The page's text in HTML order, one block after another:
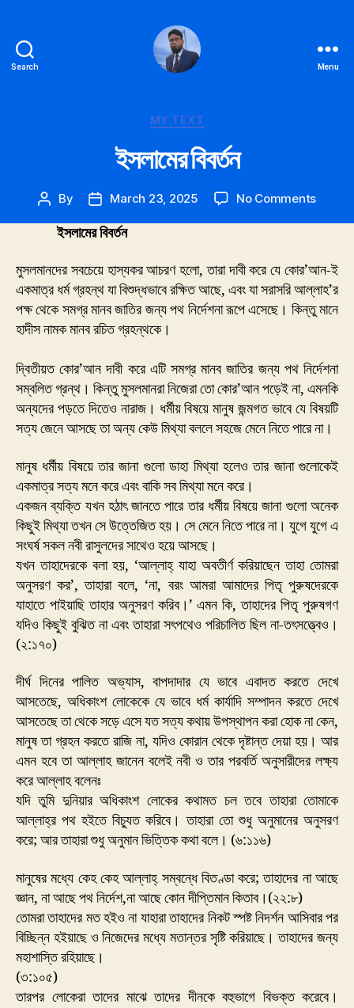
Search Menu
Categories
MY TEXT
ইসলামের বিবর্তন
Post
By
PostMarch 23, 2025 No Commentson
ইসলামের বিবর্তন
মুসলমানদের সবচেয়ে হাস্যকর আচরণ হলো, তারা দাবী করে যে কোর’আন-ই
একমাত্র ধর্ম গ্রহন্থ যা বিশুদ্ধভাবে রক্ষিত আছে, এবং যা সরাসরি আল্লাহ’র
পক্ষ থেকে সমগ্র মানব জাতির জন্য পথ নির্দেশনা রূপে এসেছে। কিন্তু মানে
হাদীস নামকমানব রচিত গ্রহন্থকে।
দ্বিতীয়ত কোর’আন দাবী করে এটি সমগ্র মানব জাতির জন্য পথ নির্দেশনা
সম্বলিত গ্রন্থ। কিন্তু মুসলমানরা নিজেরা তো কোর’আন পড়েই না, এমনকি
অন্যদের পড়তে দিতেও নারাজ। ধর্মীয় বিষয়ে মানুষ জন্মগত ভাবে যে বিষয়টি
সত্য জেনে আসছে তা অন্য কেউ মিথ্যা বললে সহজে মেনে নিতে পারে না।
মানুষ ধর্মীয় বিষয়ে তার জানা গুলো ডাহা মিথ্যা হলেও তার জানা গুলোকেই
একমাত্র সত্য মনে করে এবং বাকি সব মিথ্যা মনে করে।
একজন ব্যক্তি যখন হঠাৎ জানতে পারে তার ধর্মীয় বিষয়ে জানা গুলো অনেক
কিছুই মিথ্যা তখন সে উত্তেজিত হয়। সে মেনে নিতে পারে না। যুগে যুগে এ
সংঘর্ষ সকল নবী রাসুলদের সাথেও হয়ে আসছে।
যখন তাহাদেরকে বলা হয়, ‘আল্লাহ্ যাহা অবতীর্ণ করিয়াছেন তাহা তোমরা
অনুসরণ কর’, তাহারা বলে, ‘না, বরং আমরা আমাদের পিতৃ পুরুষদেরকে
যাহাতে পাইয়াছি তাহার অনুসরণ করিব।’ এমন কি, তাহাদের পিতৃ পুরুষগণ
যদিও কিছুই বুঝিত না এবং তাহারা সৎপথেও পরিচালিত ছিল না-তৎসত্ত্বেও।
(২:১৭০)
দীর্ঘ দিনের পালিত অভ্যাস, বাপদাদার যে ভাবে এবাদত করতে দেখে
আসতেছে, অধিকাংশ লোকেকে যে ভাবে ধর্ম কার্যাদি সম্পাদন করতে দেখে
আসতেছে তা থেকে সড়ে এসে যত সত্য কথায় উপস্থাপন করা হোক না কেন,
মানুষ তা গ্রহন করতে রাজি না, যদিও কোরান থেকে দৃষ্টান্ত দেয়া হয়। আর
এমন হবে তা আল্লাহ জানেন বলেই নবী ও তার পরবর্তি অনুসারীদের লক্ষ্য
করে আল্লাহ বলেনঃ
যদি তুমি দুনিয়ার অধিকাংশ লোকের কথামত চল তবে তাহারা তোমাকে
আল্লাহ্র পথ হইতে বিচ্যুত করিবে। তাহারা তো শুধু অনুমানের অনুসরণ
করে; আর তাহারা শুধু অনুমান ভিত্তিক কথা বলে। (৬:১১৬)
মানুষের মধ্যে কেহ কেহ আল্লাহ্ সম্বন্ধে বিতণ্ডা করে; তাহাদের না আছে
জ্ঞান, না আছে পথ নির্দেশ,না আছে কোন দীপ্তিমান কিতাব।(২২:৮)
তোমরা তাহাদের মত হইও না যাহারা তাহাদের নিকট স্পষ্ট নিদর্শন আসিবার পর
বিচ্ছিন্ন হইয়াছে ও নিজেদের মধ্যে মতান্তর সৃষ্টি করিয়াছে। তাহাদের জন্য
মহাশাস্তি রহিয়াছে।
(৩:১০৫)
তারপর লোকেরা তাদের মাঝে তাদের দীনকে বহুভাগে বিভক্ত করেবে।